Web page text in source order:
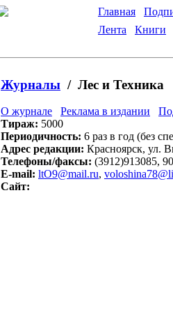
Главная
Лента
Книги
Журналы / Лес и Техника
О журнале Реклама в издании
Тираж: 5000
Периодичность: 6 раз в год (без
Адрес редакции: Красноярск, ул.
Телефоны/факсы: (3912)913085,
E-mail: ltO9@mail.ru,
Сайт: